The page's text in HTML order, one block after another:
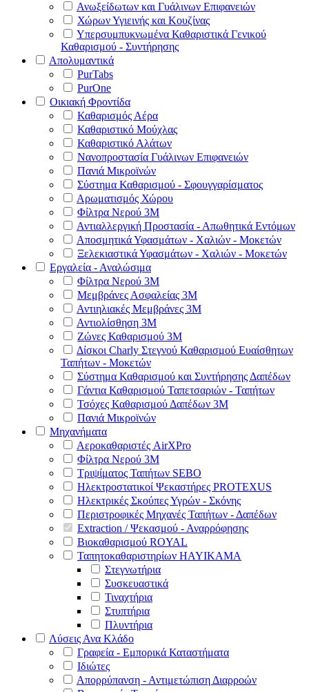
Ανωξείδωτων και Γυάλινων Επιφανειών
Χώρων Υγιεινής και Κουζίνας
Υπερσυμπυκνωμένα Καθαριστικά Γενικού
Καθαρισμού - Συντήρησης
Απολυμαντικά
PurTabs
PurOne
Οικιακή Φροντίδα
Καθαρισμός Αέρα
Καθαριστικό Μούχλας
Καθαριστικό Αλάτων
Νανοπροστασία Γυάλινων Επιφανειών
Πανιά Μικροϊνών
Σύστημα Καθαρισμού - Σφουγγαρίσματος
Αρωματισμός Χώρου
Φίλτρα Νερού 3Μ
Αντιαλλεργική Προστασία - Απωθητικά Εντόμων
Αποσμητικά Υφασμάτων - Χαλιών - Μοκετών
Ξελεκιαστικά Υφασμάτων - Χαλιών - Μοκετών
Εργαλεία - Αναλώσιμα
Φίλτρα Νερού 3Μ
Μεμβράνες Ασφαλείας 3Μ
Αντιηλιακές Μεμβράνες 3Μ
Αντιολίσθηση 3Μ
Ζώνες Καθαρισμού 3Μ
Δίσκοι Charly Στεγνού Καθαρισμού Ευαίσθητων
Ταπήτων - Μοκετών
Σύστημα Καθαρισμού και Συντήρησης Δαπέδων
Γάντια Καθαρισμού Ταπετσαριών - Ταπήτων
Τσόχες Καθαρισμού Δαπέδων 3Μ
Πανιά Μικροϊνών
Μηχανήματα
Αεροκαθαριστές AirXPro
Φίλτρα Νερού 3M
Τριψίματος Ταπήτων SEBO
Ηλεκτροστατικοί Ψεκαστήρες PROTEXUS
Ηλεκτρικές Σκούπες Υγρών - Σκόνης
Περιστροφικές Μηχανές Ταπήτων - Δαπέδων
Extraction / Ψεκασμού - Αναρρόφησης
Βιοκαθαρισμού ROYAL
Ταπητοκαθαριστηρίων HAYIKAMA
Στεγνωτήρια
Συσκευαστικά
Τιναχτήρια
Στυπτήρια
Πλυντήρια
Λύσεις Ανα Κλάδο
Γραφεία - Εμπορικά Καταστήματα
Ιδιώτες
Απορρύπανση - Αντιμετώπιση Διαρροών